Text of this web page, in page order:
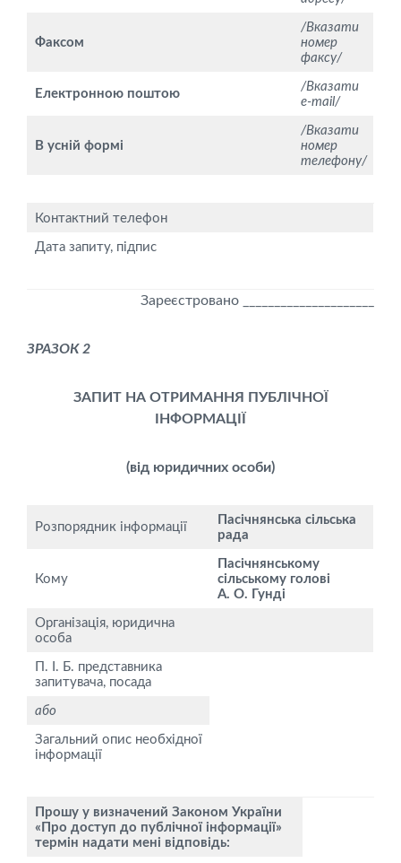
Факсом
/Вказати
номер
факсу/
Електронною поштою
/Вказати
e-mаіl/
В усній формі
/Вказати
номер
телефону/
Контактний телефон
Дата запиту, підпис
Зареєстровано _____________________
ЗРАЗОК 2
ЗАПИТ НА ОТРИМАННЯ ПУБЛІЧНОЇ
ІНФОРМАЦІЇ
(від юридичних особи)
Розпорядник інформації
Пасічнянська сільська
рада
Кому
Пасічнянському
сільському голові
А. О. Гунді
Організація, юридична
особа
П. І. Б. представника
запитувача, посада
або
Загальний опис необхідної
інформації
Прошу у визначений Законом України
«Про доступ до публічної інформації»
термін надати мені відповідь: